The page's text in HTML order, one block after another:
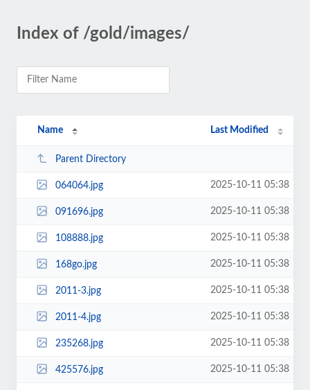
Index of /gold/images/
Name Last Modified
Parent Directory
064064.jpg 2025-10-11 05:38
091696.jpg 2025-10-11 05:38
108888.jpg 2025-10-11 05:38
168go.jpg 2025-10-11 05:38
2011-3.jpg 2025-10-11 05:38
2011-4.jpg 2025-10-11 05:38
235268.jpg 2025-10-11 05:38
425576.jpg 2025-10-11 05:38